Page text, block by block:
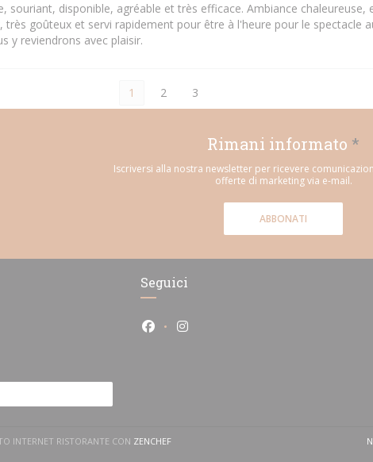
souriant, disponible, agréable et très efficace. Ambiance chaleureuse,
très goûteux et servi rapidement pour être à l'heure pour le spectacle
y reviendrons avec plaisir.
1 2 3
Rimani informato *
Iscriversi alla nostra newsletter per ricevere
offerte di marketing via e-mail.
ABBONATI
Seguici
Facebook ((apre una nuova finestra))
Instagram ((apre una nuova
INTERNET RISTORANTE CON ZENCHEF((APRE UNA NUOVA FINESTRA))